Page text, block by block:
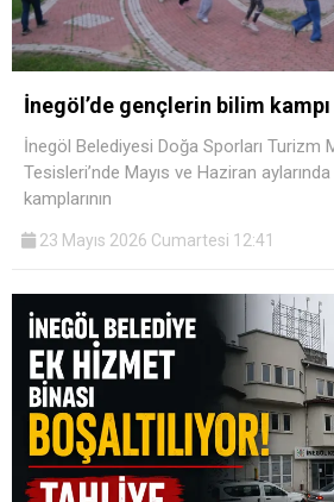
İnegöl’de gençlerin bilim kampı
İnegöl Belediyesi Doğa Sporları Turizm
Tesisleri’nde Mayıs ve Haziran
kamplarının
23 Mayıs 2026 Cumartesi 12:41